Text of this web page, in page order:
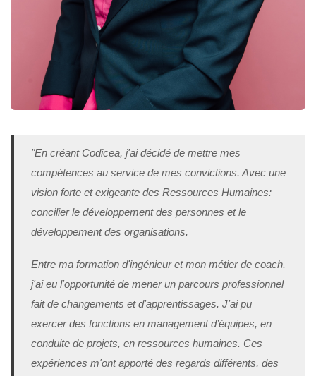
"En créant Codicea, j'ai décidé de mettre mes
compétences au service de mes convictions. Avec une
vision forte et exigeante des Ressources Humaines:
concilier le développement des personnes et le
développement des organisations.
Entre ma formation d'ingénieur et mon métier de coach,
j'ai eu l'opportunité de mener un parcours professionnel
fait de changements et d'apprentissages. J'ai pu
exercer des fonctions en management d’équipes, en
conduite de projets, en ressources humaines. Ces
expériences m'ont apporté des regards différents, des